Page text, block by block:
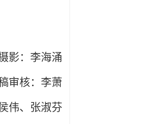
影：李海涌
审核：李萧
伟、张淑芬